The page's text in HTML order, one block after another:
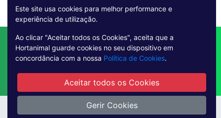
Contactos Envio
Condições de Venda
Quem Somos
Métodos de Pagamento
Livro de reclamações online
Este site usa cookies para melhor performance e
experiência de utilização.
Ao clicar "Aceitar todos os Cookies", aceita que a
Hortanimal guarde cookies no seu dispositivo em
concordância com a nossa Política de Cookies.
Aceitar todos os Cookies
Gerir Cookies